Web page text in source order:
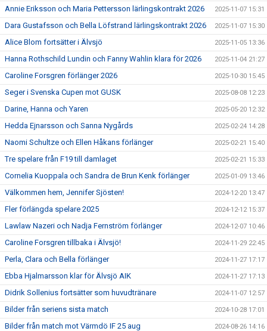
Annie Eriksson och Maria Pettersson lärlingskontrakt 2026 2025-11-07 15:31
Dara Gustafsson och Bella Löfstrand lärlingskontrakt 2026 2025-11-07 15:30
Alice Blom fortsätter i Älvsjö 2025-11-05 13:36
Hanna Rothschild Lundin och Fanny Wahlin klara för 2026 2025-11-04 21:27
Caroline Forsgren förlänger 2026 2025-10-30 15:45
Seger i Svenska Cupen mot GUSK 2025-08-08 12:23
Darine, Hanna och Yaren 2025-05-20 12:32
Hedda Ejnarsson och Sanna Nygårds 2025-02-24 14:28
Naomi Schultze och Ellen Håkans förlänger 2025-02-21 15:40
Tre spelare från F19 till damlaget 2025-02-21 15:33
Cornelia Kuoppala och Sandra de Brun Kenk förlänger 2025-01-09 13:46
Välkommen hem, Jennifer Sjösten! 2024-12-20 13:47
Fler förlängda spelare 2025 2024-12-12 15:37
Lawlaw Nazeri och Nadja Fernström förlänger 2024-12-07 10:46
Caroline Forsgren tillbaka i Älvsjö! 2024-11-29 22:45
Perla, Clara och Bella förlänger 2024-11-27 17:17
Ebba Hjalmarsson klar för Älvsjö AIK 2024-11-27 17:13
Didrik Sollenius fortsätter som huvudtränare 2024-11-07 12:57
Bilder från seriens sista match 2024-10-28 17:01
Bilder från match mot Värmdö IF 25 aug 2024-08-26 14:16